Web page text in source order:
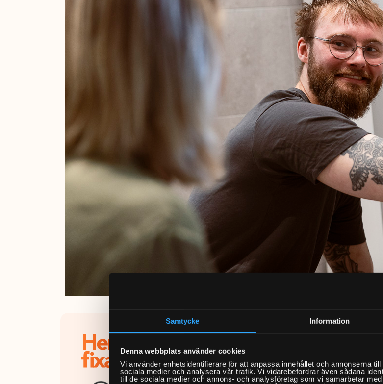
Samtycke Information
Denna webbplats använder cookies
Vi använder enhetsidentifierare för att anpassa innehållet och annonserna
sociala medier och analysera vår trafik. Vi vidarebefordrar även sådana
till de sociala medier och annons- och analysföretag som vi samarbetar
Midsommarkransen?
Hemfixarna är rikstäckande och har
att boka in dig på en tid som passar dig –